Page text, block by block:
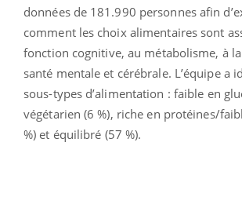
données de 181.990 personnes afin
comment les choix alimentaires sont
fonction cognitive, au métabolisme, à
santé mentale et cérébrale. L’équipe a
sous-types d’alimentation : faible en
végétarien (6 %), riche en protéines/
%) et équilibré (57 %).